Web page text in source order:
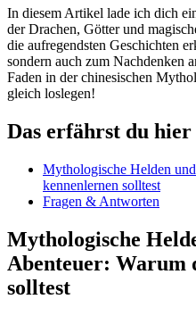
In⁤ diesem Artikel lade ich dich
der Drachen,⁢ Götter und​
⁢die aufregendsten Geschichten
sondern auch zum Nachdenken
Faden in‍ der chinesischen
gleich loslegen!
Das erfährst du hier
Mythologische Helden
kennenlernen solltest⁣
Fragen & Antworten
Mythologische
Abenteuer: Warum
solltest